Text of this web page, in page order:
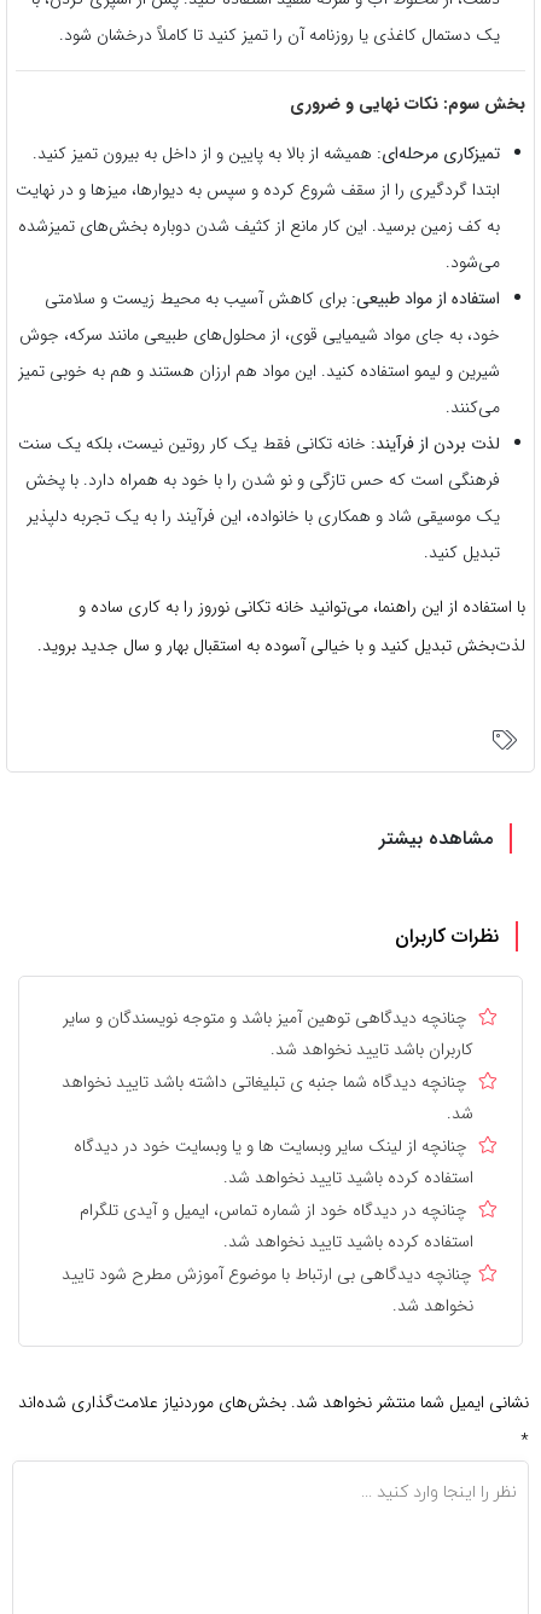
یک دستمال کاغذی یا روزنامه آن را تمیز کنید تا کاملاً درخشان شود.
بخش سوم: نکات نهایی و ضروری
تمیزکاری مرحله‌ای: همیشه از بالا به پایین و از داخل به بیرون تمیز کنید.
ابتدا گردگیری را از سقف شروع کرده و سپس به دیوارها، میزها و در نهایت
به کف زمین برسید. این کار مانع از کثیف شدن دوباره بخش‌های تمیزشده
می‌شود.
استفاده از مواد طبیعی: برای کاهش آسیب به محیط زیست و سلامتی
خود، به جای مواد شیمیایی قوی، از محلول‌های طبیعی مانند سرکه، جوش
شیرین و لیمو استفاده کنید. این مواد هم ارزان هستند و هم به خوبی تمیز
می‌کنند.
لذت بردن از فرآیند: خانه تکانی فقط یک کار روتین نیست، بلکه یک سنت
فرهنگی است که حس تازگی و نو شدن را با خود به همراه دارد. با پخش
یک موسیقی شاد و همکاری با خانواده، این فرآیند را به یک تجربه دلپذیر
تبدیل کنید.
با استفاده از این راهنما، می‌توانید خانه تکانی نوروز را به کاری ساده و
لذت‌بخش تبدیل کنید و با خیالی آسوده به استقبال بهار و سال جدید بروید.
مشاهده بیشتر
نظرات کاربران
چنانچه دیدگاهی توهین آمیز باشد و متوجه نویسندگان و سایر
کاربران باشد تایید نخواهد شد.
چنانچه دیدگاه شما جنبه ی تبلیغاتی داشته باشد تایید نخواهد
شد.
چنانچه از لینک سایر وبسایت ها و یا وبسایت خود در دیدگاه
استفاده کرده باشید تایید نخواهد شد.
چنانچه در دیدگاه خود از شماره تماس، ایمیل و آیدی تلگرام
استفاده کرده باشید تایید نخواهد شد.
چنانچه دیدگاهی بی ارتباط با موضوع آموزش مطرح شود تایید
نخواهد شد.
نشانی ایمیل شما منتشر نخواهد شد. بخش‌های موردنیاز علامت‌گذاری شده‌اند
*